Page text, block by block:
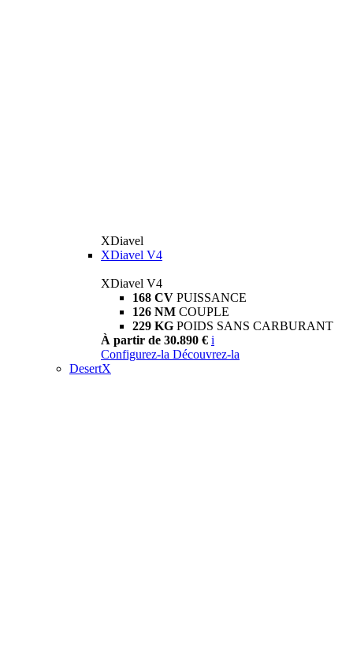
XDiavel
XDiavel V4
XDiavel V4
168 CV PUISSANCE
126 NM COUPLE
229 KG POIDS SANS CARBURANT
À partir de 30.890 € i
Configurez-la Découvrez-la
DesertX